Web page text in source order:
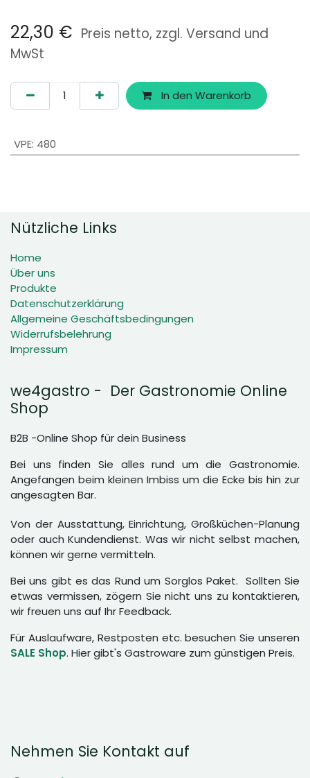
22,30 € Preis netto, zzgl. Versand und
MwSt
In den Warenkorb
VPE: 480
Nützliche Links
Home
Über uns
Produkte
Datenschutzerklärung
Allgemeine Geschäftsbedingungen
Widerrufsbelehrung
Impressum
we4gastro - Der Gastronomie Online
Shop
B2B -Online Shop für dein Business
Bei uns finden Sie alles rund um die Gastronomie.
Angefangen beim kleinen Imbiss um die Ecke bis hin zur
angesagten Bar.
Von der Ausstattung, Einrichtung, Großküchen-Planung
oder auch Kundendienst. Was wir nicht selbst machen,
können wir gerne vermitteln.
Bei uns gibt es das Rund um Sorglos Paket. Sollten Sie
etwas vermissen, zögern Sie nicht uns zu kontaktieren,
wir freuen uns auf Ihr Feedback.
Für Auslaufware, Restposten etc. besuchen Sie unseren
SALE Shop. Hier gibt's Gastroware zum günstigen Preis.
Nehmen Sie Kontakt auf